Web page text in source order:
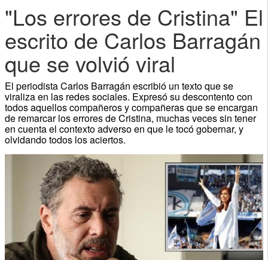
"Los errores de Cristina" El
escrito de Carlos Barragán
que se volvió viral
El periodista Carlos Barragán escribió un texto que se
viraliza en las redes sociales. Expresó su descontento con
todos aquellos compañeros y compañeras que se encargan
de remarcar los errores de Cristina, muchas veces sin tener
en cuenta el contexto adverso en que le tocó gobernar, y
olvidando todos los aciertos.